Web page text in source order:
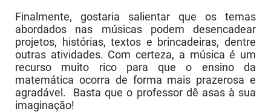
Finalmente, gostaria salientar que os temas
abordados nas músicas podem desencadear
projetos, histórias, textos e brincadeiras, dentre
outras atividades. Com certeza, a música é um
recurso muito rico para que o ensino da
matemática ocorra de forma mais prazerosa e
agradável. Basta que o professor dê asas à sua
imaginação!